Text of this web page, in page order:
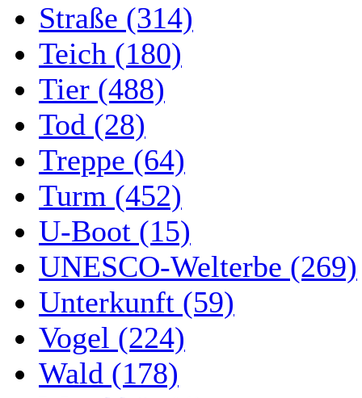
Straße (314)
Teich (180)
Tier (488)
Tod (28)
Treppe (64)
Turm (452)
U-Boot (15)
UNESCO-Welterbe (269)
Unterkunft (59)
Vogel (224)
Wald (178)